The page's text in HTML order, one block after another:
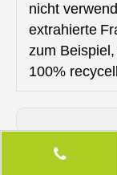
nicht
extrahierte
zum
100%